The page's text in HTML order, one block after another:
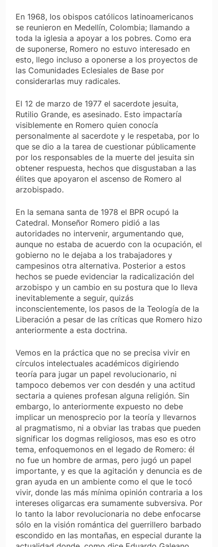
En 1968, los obispos católicos latinoamericanos
se reunieron en Medellín, Colombia; llamando a
toda la iglesia a apoyar a los pobres. Como era
de suponerse, Romero no estuvo interesado en
esto, llego incluso a oponerse a los proyectos de
las Comunidades Eclesiales de Base por
considerarlas muy radicales.
El 12 de marzo de 1977 el sacerdote jesuita,
Rutilio Grande, es asesinado. Esto impactaría
visiblemente en Romero quien conocía
personalmente al sacerdote y le respetaba, por lo
que se dio a la tarea de cuestionar públicamente
por los responsables de la muerte del jesuita sin
obtener respuesta, hechos que disgustaban a las
élites que apoyaron el ascenso de Romero al
arzobispado.
En la semana santa de 1978 el BPR ocupó la
Catedral. Monseñor Romero pidió a las
autoridades no intervenir, argumentando que,
aunque no estaba de acuerdo con la ocupación, el
gobierno no le dejaba a los trabajadores y
campesinos otra alternativa. Posterior a estos
hechos se puede evidenciar la radicalización del
arzobispo y un cambio en su postura que lo lleva
inevitablemente a seguir, quizás
inconscientemente, los pasos de la Teología de la
Liberación a pesar de las críticas que Romero hizo
anteriormente a esta doctrina.
Vemos en la práctica que no se precisa vivir en
círculos intelectuales académicos digiriendo
teoría para jugar un papel revolucionario, ni
tampoco debemos ver con desdén y una actitud
sectaria a quienes profesan alguna religión. Sin
embargo, lo anteriormente expuesto no debe
implicar un menosprecio por la teoría y llevarnos
al pragmatismo, ni a obviar las trabas que pueden
significar los dogmas religiosos, mas eso es otro
tema, enfoquemonos en el legado de Romero: él
no fue un hombre de armas, pero jugó un papel
importante, y es que la agitación y denuncia es de
gran ayuda en un ambiente como el que le tocó
vivir, donde las más mínima opinión contraria a los
intereses oligarcas era sumamente subversiva. Por
lo tanto la labor revolucionaria no debe enfocarse
sólo en la visión romántica del guerrillero barbado
escondido en las montañas, en especial durante la